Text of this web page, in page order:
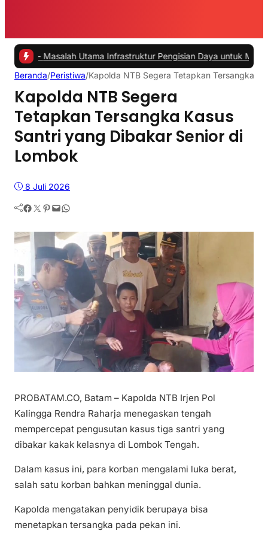
Utama Infrastruktur Pengisian Daya untuk Mobil Listrik yang
Beranda/Peristiwa/Kapolda NTB Segera Tetapkan Tersangka
Kapolda NTB Segera
Tetapkan Tersangka Kasus
Santri yang Dibakar Senior di
Lombok
8 Juli 2026
Facebook Twitter Pinterest Mail WhatsApp
PROBATAM.CO, Batam – Kapolda NTB Irjen Pol
Kalingga Rendra Raharja menegaskan tengah
mempercepat pengusutan kasus tiga santri yang
dibakar kakak kelasnya di Lombok Tengah.
Dalam kasus ini, para korban mengalami luka berat,
salah satu korban bahkan meninggal dunia.
Kapolda mengatakan penyidik berupaya bisa
menetapkan tersangka pada pekan ini.